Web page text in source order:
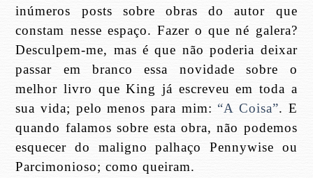
inúmeros posts sobre obras do autor que
constam nesse espaço. Fazer o que né galera?
Desculpem-me, mas é que não poderia deixar
passar em branco essa novidade sobre o
melhor livro que King já escreveu em toda a
sua vida; pelo menos para mim: “A Coisa”. E
quando falamos sobre esta obra, não podemos
esquecer do maligno palhaço Pennywise ou
Parcimonioso; como queiram.